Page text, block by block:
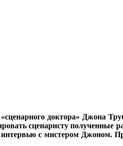
«сценарного доктора» Джона
сценаристу полученные
интервью с мистером Джоном.